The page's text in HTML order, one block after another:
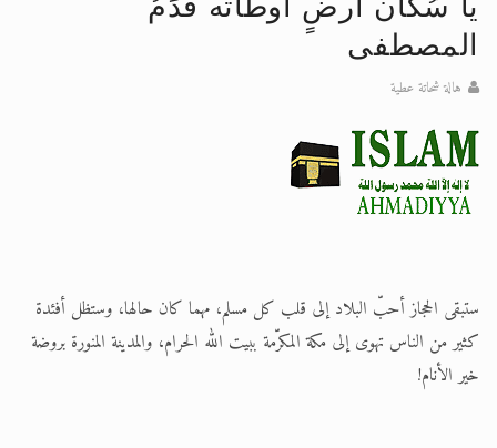
اقرأ هذا الكتاب وتعرّف على حقيقة
يا سُكان أرضٍ أوطأته قَدَمُ
المصطفى
هالة شحاتة عطية
ستبقى الحجاز أحبّ البلاد إلى قلب كل مسلم، مهما كان حالها، وستظل أفئدة
كثير من الناس تهوى إلى مكة المكرّمة ببيت الله الحرام، والمدينة المنورة بروضة
خير الأنام!